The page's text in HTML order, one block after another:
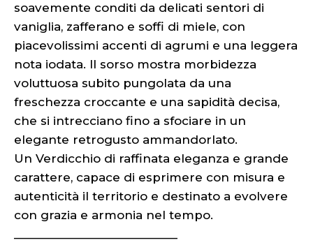
soavemente conditi da delicati sentori di
vaniglia, zafferano e soffi di miele, con
piacevolissimi accenti di agrumi e una leggera
nota iodata. Il sorso mostra morbidezza
voluttuosa subito pungolata da una
freschezza croccante e una sapidità decisa,
che si intrecciano fino a sfociare in un
elegante retrogusto ammandorlato.
Un Verdicchio di raffinata eleganza e grande
carattere, capace di esprimere con misura e
autenticità il territorio e destinato a evolvere
con grazia e armonia nel tempo.
__________________________